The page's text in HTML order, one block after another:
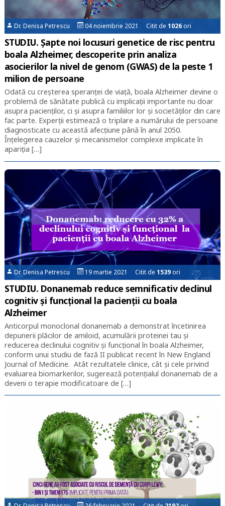
Dr. Denisa Petrescu 04 noiembrie 2021 Citit de1026ori
STUDIU. Șapte noi locusuri genetice de risc pentru
boala Alzheimer, descoperite prin analiza
asocierilor la nivel de genom (GWAS) de la peste 1
milion de persoane
Odată cu creșterea speranței de viață, boala Alzheimer devine o
problemă de sănătate publică cu implicații importante nu doar
asupra pacienților, ci și asupra familiilor lor și societăților din care
fac parte. Experții estimează o triplare a numărului de persoane
diagnosticate cu această afecțiune până în anul 2050.
Înțelegerea cauzelor și mecanismelor complexe implicate în
apariția […]
Dr. Denisa Petrescu 19 martie 2021 Citit de1539ori
STUDIU. Donanemab reduce semnificativ declinul
cognitiv și funcțional la pacienții cu boala
Alzheimer
Anticorpul monoclonal donanemab a demonstrat încetinirea
depunerii plăcilor de amiloid, acumulării proteinei tau și
reducerea declinului cognitiv și funcțional în boala Alzheimer,
conform unui studiu de fază II publicat recent în New England
Journal of Medicine. Atât rezultatele clinice, cât și cele privind
evaluarea biomarkerilor, sugerează potențialul donanemab de a
deveni o terapie modificatoare de […]